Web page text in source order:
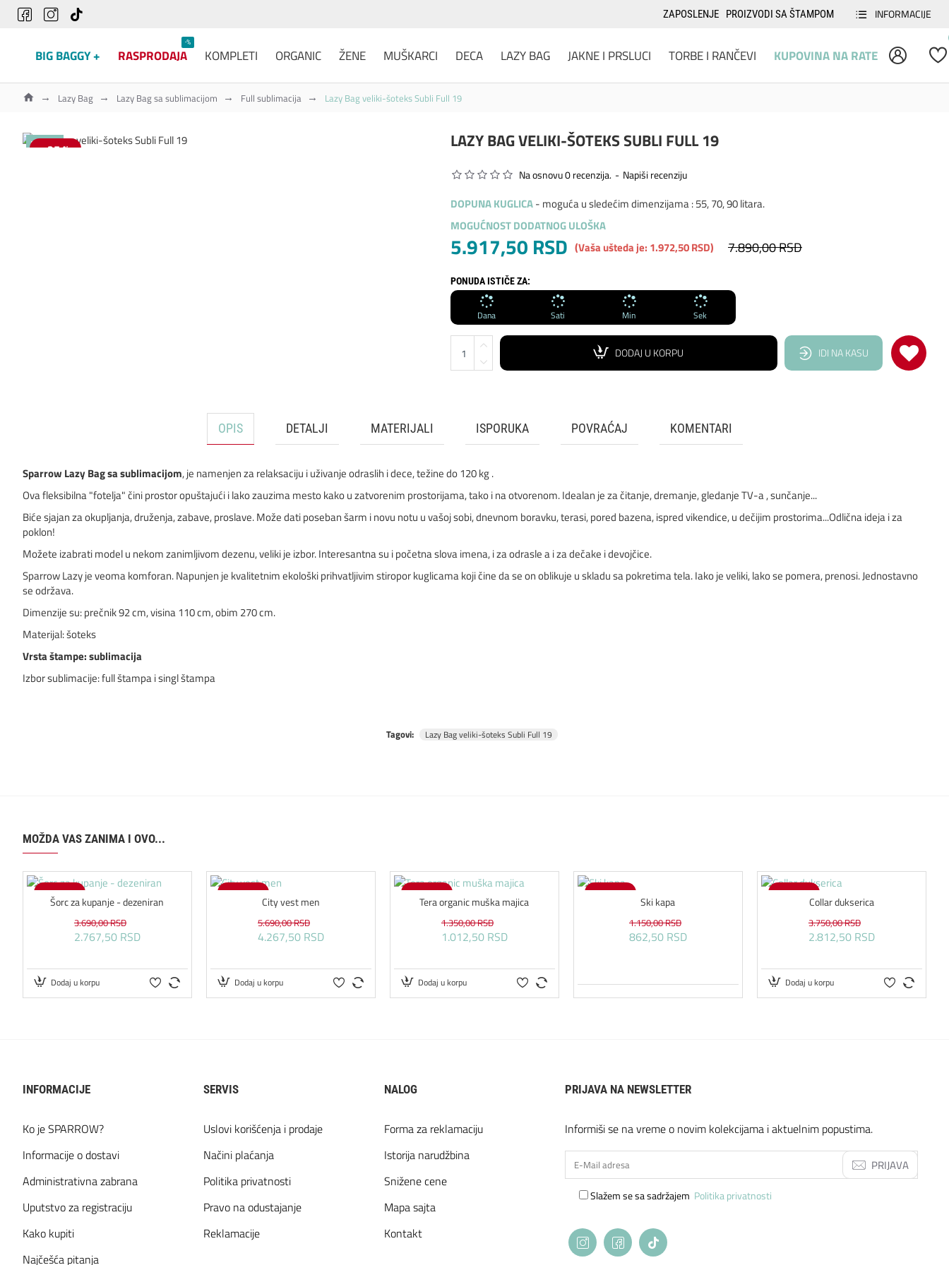
ZAPOSLENJE PROIZVODI SA ŠTAMPOM INFORMACIJE
BIG BAGGY + RASPRODAJA
-%
KOMPLETI ORGANIC ŽENE MUŠKARCI DECA LAZY BAG JAKNE I PRSLUCI TORBE I RANČEVI KUPOVINA NA RATE
Lazy Bag Lazy Bag sa sublimacijom Full sublimacija Lazy Bag veliki-šoteks Subli Full 19
NOVO
-25 % LAZY BAG VELIKI-ŠOTEKS SUBLI FULL 19
DOPUNA KUGLICA- moguća u sledećim dimenzijama : 55, 70, 90 litara.
MOGUĆNOST DODATNOG ULOŠKA
Na osnovu 0 recenzija. - Napiši recenziju
PONUDA ISTIČE ZA:
Dana Sati Min Sek
5.917,50 RSD (Vaša ušteda je: 1.972,50 RSD) 7.890,00 RSD
DODAJ U KORPU IDI NA KASU
OPIS DETALJI MATERIJALI ISPORUKA POVRAĆAJ KOMENTARI
Sparrow Lazy Bag sa sublimacijom, je namenjen za relaksaciju i uživanje odraslih i dece, težine do 120 kg .
Ova fleksibilna "fotelja" čini prostor opuštajući i lako zauzima mesto kako u zatvorenim prostorijama, tako i na otvorenom. Idealan je za čitanje, dremanje, gledanje TV-a , sunčanje...
Biće sjajan za okupljanja, druženja, zabave, proslave. Može dati poseban šarm i novu notu u vašoj sobi, dnevnom boravku, terasi, pored bazena, ispred vikendice, u dečijim prostorima...Odlična ideja i za
poklon!
Možete izabrati model u nekom zanimljivom dezenu, veliki je izbor. Interesantna su i početna slova imena, i za odrasle a i za dečake i devojčice.
Sparrow Lazy je veoma komforan. Napunjen je kvalitetnim ekološki prihvatljivim stiropor kuglicama koji čine da se on oblikuje u skladu sa pokretima tela. Iako je veliki, lako se pomera, prenosi. Jednostavno
se održava.
Dimenzije su: prečnik 92 cm, visina 110 cm, obim 270 cm.
Materijal: šoteks
Vrsta štampe: sublimacija
Izbor sublimacije: full štampa i singl štampa
Tagovi: Lazy Bag veliki-šoteks Subli Full 19
MOŽDA VAS ZANIMA I OVO...
-25 %
Šorc za kupanje - dezeniran
2.767,50 RSD
3.690,00 RSD
Dodaj u korpu
-25 % City vest men
4.267,50 RSD
5.690,00 RSD
Dodaj u korpu
-25 %
Tera organic muška majica
1.012,50 RSD
1.350,00 RSD
Dodaj u korpu
-25 % Ski kapa
862,50 RSD
1.150,00 RSD
-25 %Collar dukserica
2.812,50 RSD
3.750,00 RSD
Dodaj u korpu
INFORMACIJE
Ko je SPARROW?
Informacije o dostavi
Administrativna zabrana
Uputstvo za registraciju
Kako kupiti
Najčešća pitanja
SERVIS
Uslovi korišćenja i prodaje
Načini plaćanja
Politika privatnosti
Pravo na odustajanje
Reklamacije
NALOG
Forma za reklamaciju
Istorija narudžbina
Snižene cene
Mapa sajta
Kontakt
PRIJAVA NA NEWSLETTER
Informiši se na vreme o novim kolekcijama i aktuelnim popustima.
PRIJAVA
Slažem se sa sadržajem Politika privatnosti